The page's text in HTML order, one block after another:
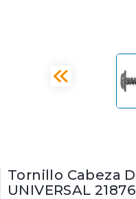
Tornillo Cabeza
UNIVERSAL 21876